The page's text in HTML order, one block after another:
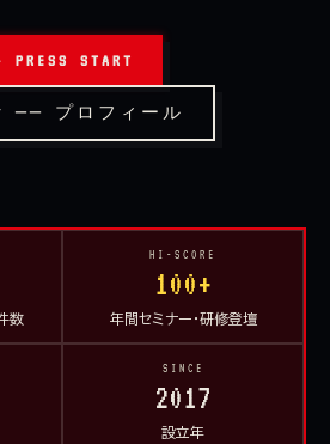
PRESS START
── プロフィール
数
HI-SCORE
100+
年間セミナー・研修登壇
SINCE
2017
設立年